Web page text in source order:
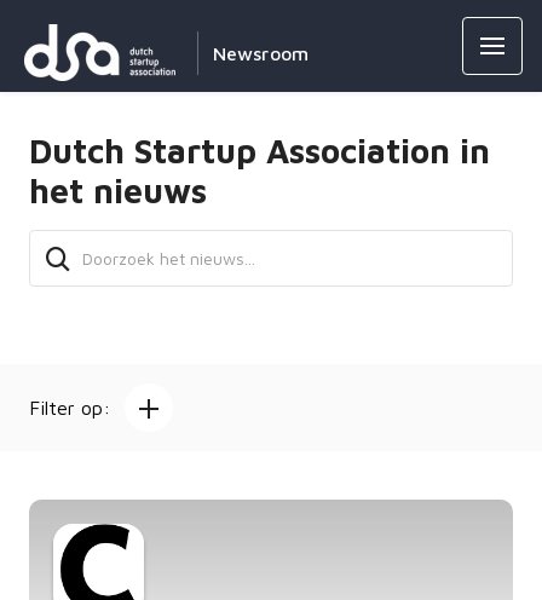
Newsroom
Dutch Startup Association in
het nieuws
Filter op: